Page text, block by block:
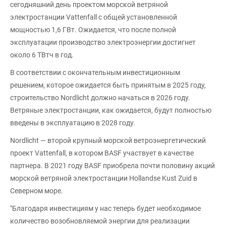
сегодняшний день проектом морской ветряной
электростанции Vattenfall с общей установленной
мощностью 1,6 ГВт. Ожидается, что после полной
эксплуатации производство электроэнергии достигнет
около 6 ТВтч в год.
В соответствии с окончательным инвестиционным
решением, которое ожидается быть принятым в 2025 году,
строительство Nordlicht должно начаться в 2026 году.
Ветряные электростанции, как ожидается, будут полностью
введены в эксплуатацию в 2028 году.
Nordlicht — второй крупный морской ветроэнергетический
проект Vattenfall, в котором BASF участвует в качестве
партнера. В 2021 году BASF приобрела почти половину акций
морской ветряной электростанции Hollandse Kust Zuid в
Северном море.
"Благодаря инвестициям у нас теперь будет необходимое
количество возобновляемой энергии для реализации